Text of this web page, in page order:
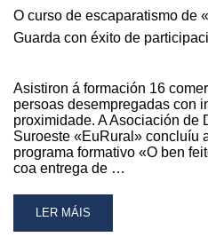
O curso de escaparatismo de
Guarda con éxito de
Asistiron á formación 16
persoas desempregadas con
proximidade. A Asociación de
Suroeste «EuRural» concluíu
programa formativo «O ben
coa entrega de …
READ
MORE
LER MÁIS